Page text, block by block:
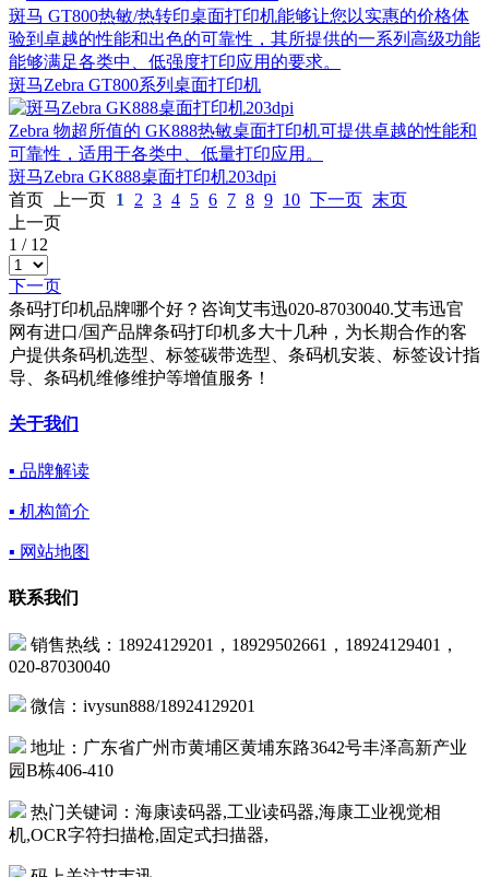
斑马 GT800热敏/热转印桌面打印机能够让您以实惠的价格体
验到卓越的性能和出色的可靠性，其所提供的一系列高级功能
能够满足各类中、低强度打印应用的要求。
斑马Zebra GT800系列桌面打印机
Zebra 物超所值的 GK888热敏桌面打印机可提供卓越的性能和
可靠性，适用于各类中、低量打印应用。
斑马Zebra GK888桌面打印机203dpi
首页
上一页 1 2 3 4 5 6 7 8 9 10 下一页 末页
上一页
1 / 12
下一页
条码打印机品牌哪个好？咨询艾韦迅020-87030040.艾韦迅官
网有进口/国产品牌条码打印机多大十几种，为长期合作的客
户提供条码机选型、标签碳带选型、条码机安装、标签设计指
导、条码机维修维护等增值服务！
关于我们
▪ 品牌解读
▪ 机构简介
▪ 网站地图
联系我们
销售热线：18924129201，18929502661，18924129401，
020-87030040
微信：ivysun888/18924129201
地址：广东省广州市黄埔区黄埔东路3642号丰泽高新产业
园B栋406-410
热门关键词：海康读码器,工业读码器,海康工业视觉相
机,OCR字符扫描枪,固定式扫描器,